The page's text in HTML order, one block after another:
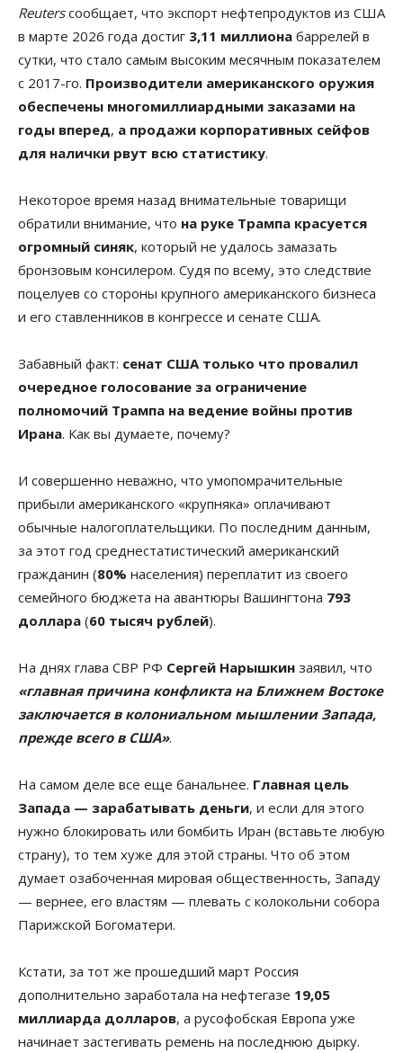
Reutersсообщает, что экспорт нефтепродуктов из США
в марте 2026 года достиг 3,11 миллиона баррелей в
сутки, что стало самым высоким месячным показателем
с 2017-го. Производители американского оружия
обеспечены многомиллиардными заказами на
годы вперед, а продажи корпоративных сейфов
для налички рвут всю статистику.
Некоторое время назад внимательные товарищи
обратили внимание, что на руке Трампа красуется
огромный синяк, который не удалось замазать
бронзовым консилером. Судя по всему, это следствие
поцелуев со стороны крупного американского бизнеса
и его ставленников в конгрессе и сенате США.
Забавный факт: сенат США только что провалил
очередное голосование за ограничение
полномочий Трампа на ведение войны против
Ирана. Как вы думаете, почему?
И совершенно неважно, что умопомрачительные
прибыли американского «крупняка» оплачивают
обычные налогоплательщики. По последним данным,
за этот год среднестатистический американский
гражданин (80% населения) переплатит из своего
семейного бюджета на авантюры Вашингтона 793
доллара (60 тысяч рублей).
На днях глава СВР РФ Сергей Нарышкин заявил, что
«главная причина конфликта на Ближнем Востоке
заключается в колониальном мышлении Запада,
прежде всего в США».
На самом деле все еще банальнее. Главная цель
Запада — зарабатывать деньги, и если для этого
нужно блокировать или бомбить Иран (вставьте любую
страну), то тем хуже для этой страны. Что об этом
думает озабоченная мировая общественность, Западу
— вернее, его властям — плевать с колокольни собора
Парижской Богоматери.
Кстати, за тот же прошедший март Россия
дополнительно заработала на нефтегазе 19,05
миллиарда долларов, а русофобская Европа уже
начинает застегивать ремень на последнюю дырку.